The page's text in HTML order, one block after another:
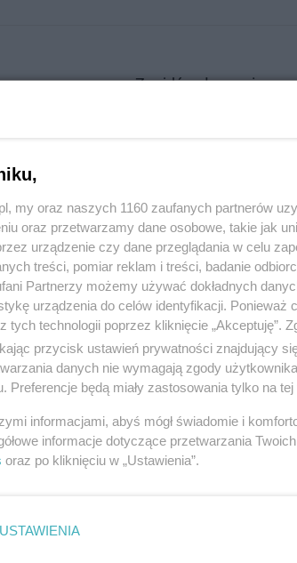
Znajdź ogłoszenie
ogłoszenie nie istnieje lub nie jest
my oraz naszych 1160 zaufanych partnerów
oraz przetwarzamy dane osobowe, takie jak
urządzenie czy dane przeglądania w celu
treści, pomiar reklam i treści, badanie
Partnerzy możemy używać dokładnych
urządzenia do celów identyfikacji. Ponieważ
tych technologii poprzez kliknięcie „Akceptuję”.
przycisk ustawień prywatności znajdujący
danych nie wymagają zgody
Preferencje będą miały zastosowania tylko na tej
informacjami, abyś mógł świadomie i
informacje dotyczące przetwarzania
oraz po kliknięciu w „Ustawienia”.
USTAWIENIA